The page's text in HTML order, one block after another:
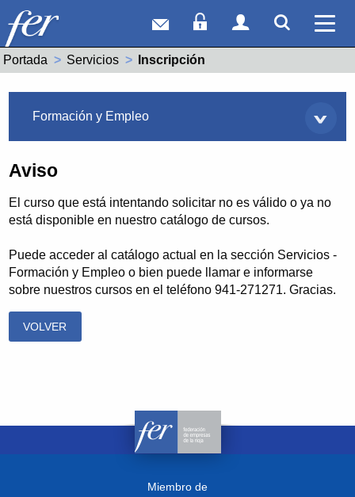
Correo webAcceso Socios
Acceso
Portada Servicios Actual:
Inscripción
Formación y Empleo
Aviso
El curso que está intentando solicitar no es válido o ya no
está disponible en nuestro catálogo de cursos.
Puede acceder al catálogo actual en la sección Servicios -
Formación y Empleo o bien puede llamar e informarse
sobre nuestros cursos en el teléfono 941-271271. Gracias.
VOLVER
Miembro de